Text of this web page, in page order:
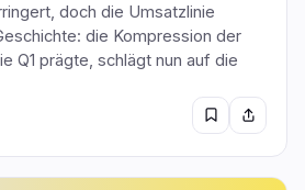
doch die Umsatzlinie
die Kompression der
Q1 prägte, schlägt nun auf die